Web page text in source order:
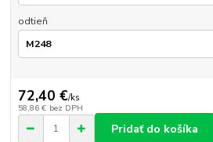
odtieň
72,40 €/ks
58,86 € bez DPH
Pridať do košíka